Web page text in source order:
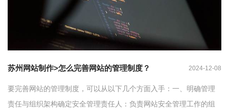
苏州网站制作>怎么完善网站的管理制度？ 2024-12-08
要完善网站的管理制度，可以从以下几个方面入手：一、明确管理
责任与组织架构确定安全管理责任人：负责网站安全管理工作的组